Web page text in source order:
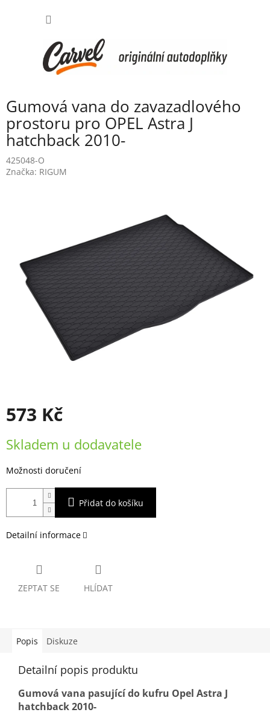
Gumová vana do zavazadlového
prostoru pro OPEL Astra J
hatchback 2010-
425048-O
Značka: RIGUM
573 Kč
cena:
Skladem u dodavatele
Možnosti doručení
Přidat do košíku
Detailní informace
ZEPTAT SE HLÍDAT
Popis Diskuze
Detailní popis produktu
Gumová vana pasující do kufru Opel Astra J
hatchback 2010-